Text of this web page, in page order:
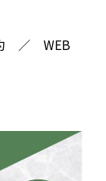
約 ／ WEB